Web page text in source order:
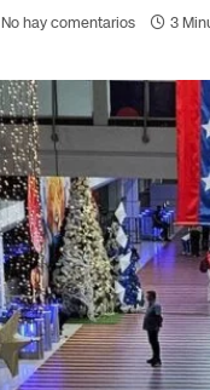
No hay comentarios 3